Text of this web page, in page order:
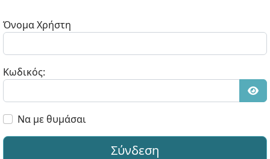
Όνομα Χρήστη
Κωδικός:
Να με θυμάσαι
Σύνδεση